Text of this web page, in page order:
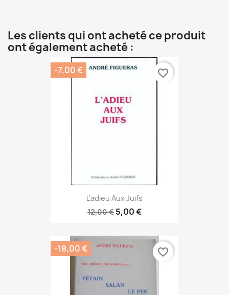
Les clients qui ont acheté ce produit
ont également acheté :
L’adieu Aux Juifs
12,00 € 5,00 €
-7,00 € favorite_border
-18,00 € favorite_border